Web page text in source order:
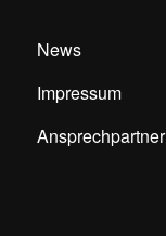
News
Impressum